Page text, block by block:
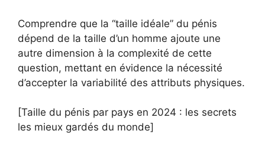
Comprendre que la “taille idéale” du pénis
dépend de la taille d’un homme ajoute une
autre dimension à la complexité de cette
question, mettant en évidence la nécessité
d’accepter la variabilité des attributs physiques.
[Taille du pénis par pays en 2024 : les secrets
les mieux gardés du monde]